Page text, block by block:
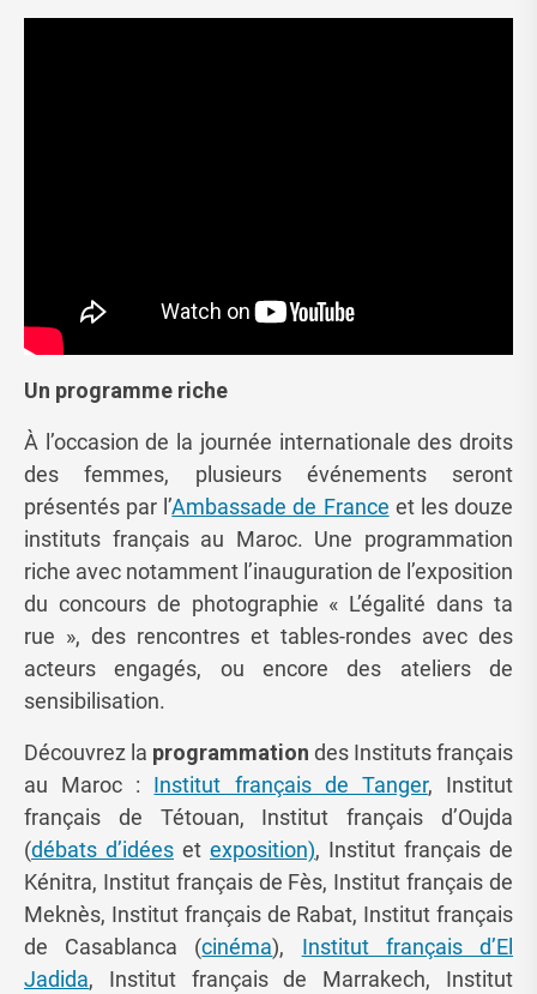
Un programme riche
À l’occasion de la journée internationale des droits
des femmes, plusieurs événements seront
présentés par l’Ambassade de France et les douze
instituts français au Maroc. Une programmation
riche avec notamment l’inauguration de l’exposition
du concours de photographie « L’égalité dans ta
rue », des rencontres et tables-rondes avec des
acteurs engagés, ou encore des ateliers de
sensibilisation.
Découvrez la programmation des Instituts français
au Maroc : Institut français de Tanger, Institut
français de Tétouan, Institut français d’Oujda
(débats d’idées et exposition), Institut français de
Kénitra, Institut français de Fès, Institut français de
Meknès, Institut français de Rabat, Institut français
de Casablanca (cinéma), Institut français d’El
Jadida, Institut français de Marrakech, Institut